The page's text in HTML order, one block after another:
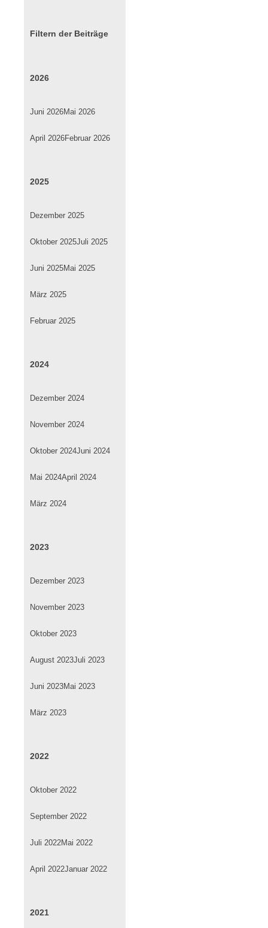
Filtern der Beiträge
2026
Juni 2026Mai 2026
April 2026Februar 2026
2025
Dezember 2025
Oktober 2025Juli 2025
Juni 2025Mai 2025
März 2025
Februar 2025
2024
Dezember 2024
November 2024
Oktober 2024Juni 2024
Mai 2024April 2024
März 2024
2023
Dezember 2023
November 2023
Oktober 2023
August 2023Juli 2023
Juni 2023Mai 2023
März 2023
2022
Oktober 2022
September 2022
Juli 2022Mai 2022
April 2022Januar 2022
2021